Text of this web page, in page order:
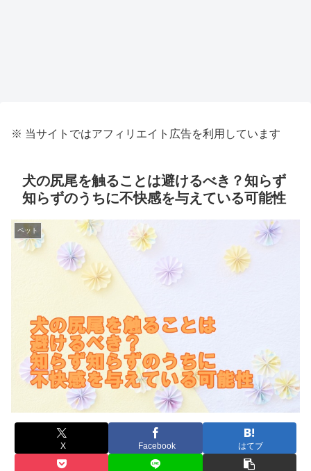
※ 当サイトではアフィリエイト広告を利用しています
犬の尻尾を触ることは避けるべき？知らず
知らずのうちに不快感を与えている可能性
ペット
X Facebook はてブ